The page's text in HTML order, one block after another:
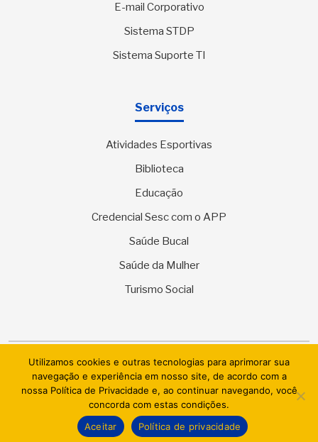
E-mail Corporativo
Sistema STDP
Sistema Suporte TI
Serviços
Atividades Esportivas
Biblioteca
Educação
Credencial Sesc com o APP
Saúde Bucal
Saúde da Mulher
Turismo Social
© 2026 SESC Sergipe - Serviço Social do Comércio. Todos os
direitos reservados.
AI.BRAZIL TECHNOLOGIES & DATACENTER LTDA
Utilizamos cookies e outras tecnologias para aprimorar sua
navegação e experiência em nosso site, de acordo com a
nossa Política de Privacidade e, ao continuar navegando, você
concorda com estas condições.
Aceitar
Política de privacidade